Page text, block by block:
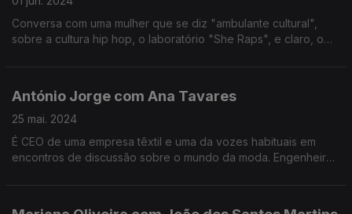
Conversa com uma mulher que se diz "ambulante cultural",
sobre a cultura hip hop, o laboratório "She Raps", e claro, o
António Jorge com Ana Tavares
25 mai. 2024
É CEO de uma empresa têxtil e uma da vozes habituais em
encontros de discussão sobre o mundo da moda. Engenheira